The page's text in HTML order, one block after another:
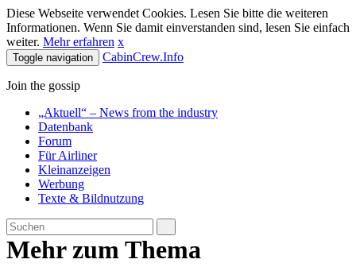
Diese Webseite verwendet Cookies. Lesen Sie bitte die weiteren
Informationen. Wenn Sie damit einverstanden sind, lesen Sie einfach
weiter. Mehr erfahren x
Toggle navigation CabinCrew.Info
Join the gossip
„Aktuell“ – News from the industry
Datenbank
Forum
Für Airliner
Kleinanzeigen
Werbung
Texte & Bildnutzung
Mehr zum Thema